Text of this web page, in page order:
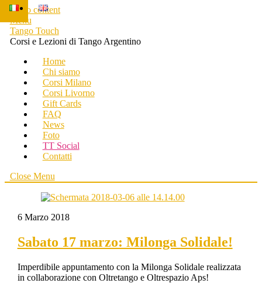
Skip to content
Menu
Tango Touch
Corsi e Lezioni di Tango Argentino
Home
Chi siamo
Corsi Milano
Corsi Livorno
Gift Cards
FAQ
News
Foto
TT Social
Contatti
Close Menu
6 Marzo 2018
Sabato 17 marzo: Milonga Solidale!
Imperdibile appuntamento con la Milonga Solidale realizzata
in collaborazione con Oltretango e Oltrespazio Aps!